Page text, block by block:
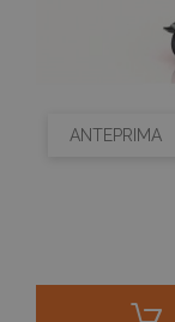
ANTEPRIMA